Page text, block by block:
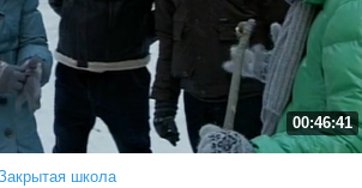
00:46:41
школа